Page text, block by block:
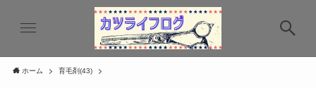
ホーム 育毛剤(43)